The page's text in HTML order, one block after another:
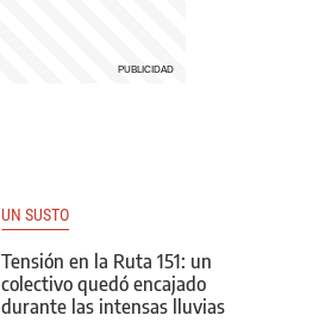
UN SUSTO
Tensión en la Ruta 151: un
colectivo quedó encajado
durante las intensas lluvias